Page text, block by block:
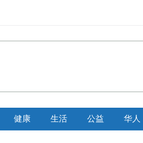
健康 生活 公益 华人